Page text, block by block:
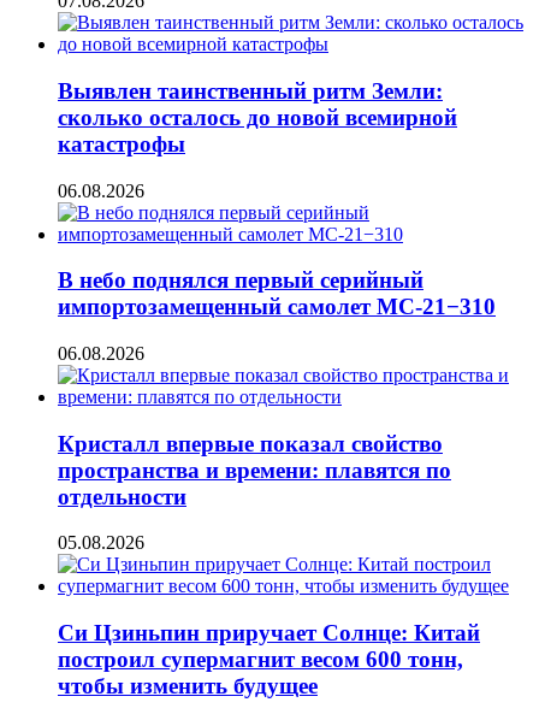
Выявлен таинственный ритм Земли:
сколько осталось до новой всемирной
катастрофы
06.08.2026
В небо поднялся первый серийный
импортозамещенный самолет МС-21−310
06.08.2026
Кристалл впервые показал свойство
пространства и времени: плавятся по
отдельности
05.08.2026
Си Цзиньпин приручает Солнце: Китай
построил супермагнит весом 600 тонн,
чтобы изменить будущее